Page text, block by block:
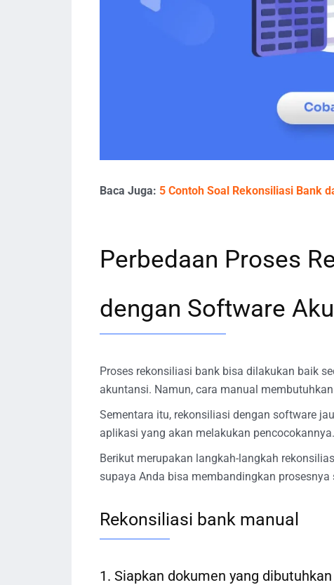
Baca Juga: 5 Contoh Soal Rekonsiliasi Bank
Perbedaan Proses
dengan Software
Proses rekonsiliasi bank bisa dilakukan baik
akuntansi. Namun, cara manual
Sementara itu, rekonsiliasi dengan software
aplikasi yang akan melakukan pencocokannya.
Berikut merupakan langkah-langkah
supaya Anda bisa membandingkan prosesnya
Rekonsiliasi bank manual
1. Siapkan dokumen yang dibutuhkan